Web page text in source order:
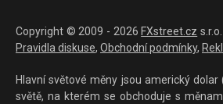
Copyright © 2009 - 2026 FXstreet.cz
Pravidla diskuse, Obchodní podmínky,
Hlavní světové měny jsou americký
světě, na kterém se obchoduje s